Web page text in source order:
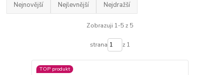
Nejnovější Nejlevnější Nejdražší
Zobrazuji 1-5 z 5
strana z 1
TOP produkt